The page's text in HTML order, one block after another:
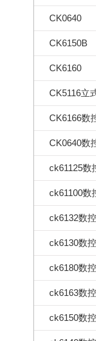
CK0640
CK6150B
CK6160
CK5116立
CK6166数
CK0640数
ck61125数
ck61100数
ck6132数
ck6130数
ck6180数
ck6163数
ck6150数